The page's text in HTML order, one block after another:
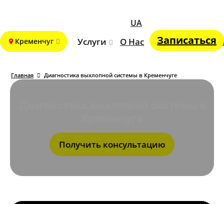
Кременчуг Услуги О Нас Портфолио
UA
Записаться
Главная Диагностика выхлопной системы в Кременчуге
Получить консультацию